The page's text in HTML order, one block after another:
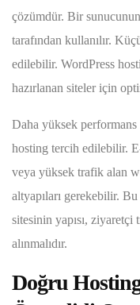
çözümdür. Bir
tarafından kullanılır.
edilebilir. WordPress
hazırlanan siteler için
Daha yüksek
hosting tercih edilebilir.
veya yüksek trafik alan
altyapıları gerekebilir.
sitesinin yapısı,
alınmalıdır.
Doğru